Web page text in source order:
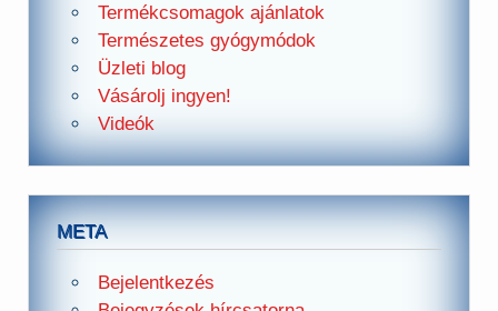
Termékcsomagok ajánlatok
Természetes gyógymódok
Üzleti blog
Vásárolj ingyen!
Videók
META
Bejelentkezés